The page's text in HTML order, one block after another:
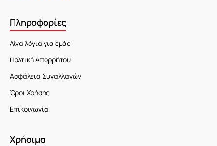
Πληροφορίες
Λίγα λόγια για εμάς
Πολτική Απορρήτου
Ασφάλεια Συναλλαγών
Όροι Χρήσης
Επικοινωνία
Χρήσιμα